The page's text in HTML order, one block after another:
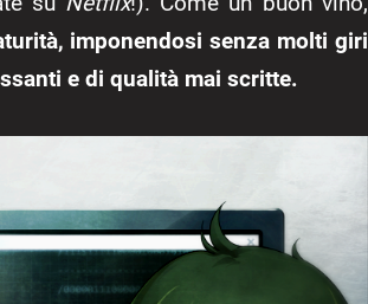
imponendosi senza molti giri
e di qualità mai scritte.